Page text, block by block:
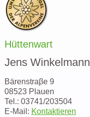
Hüttenwart
Jens Winkelmann
Bärenstraβe 9
08523 Plauen
Tel.: 03741/203504
E-Mail: Kontaktieren